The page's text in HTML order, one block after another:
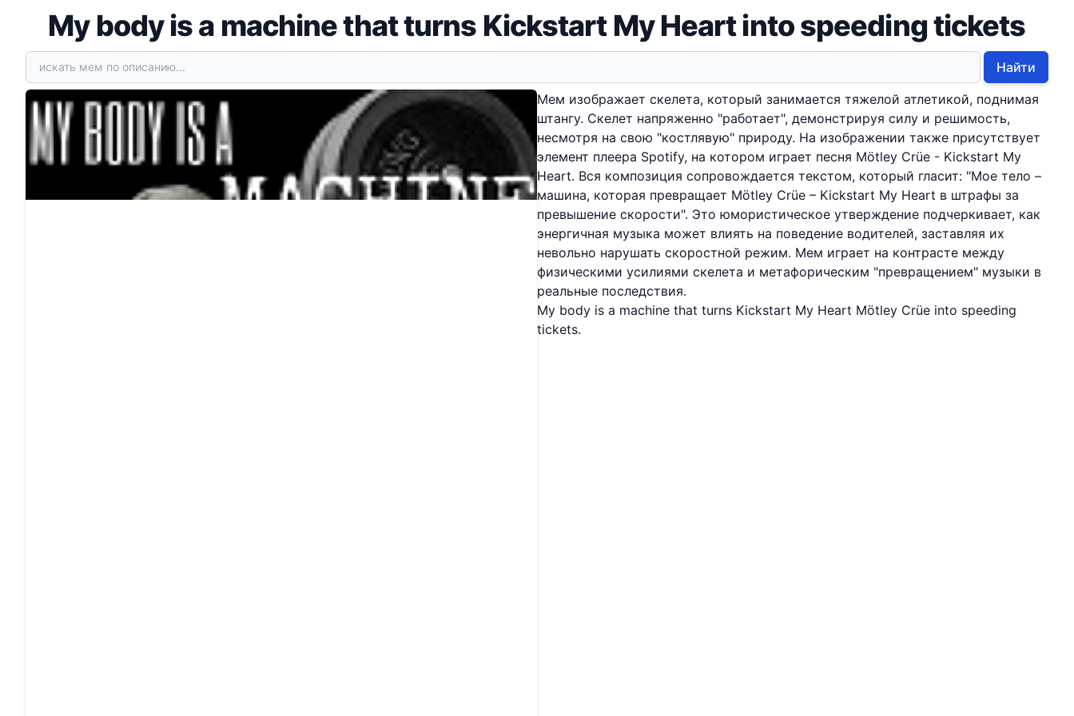
My body is a machine that turns Kickstart My Heart into speeding tickets
Найти
Мем изображает скелета, который занимается тяжелой атлетикой, поднимая
штангу. Скелет напряженно "работает", демонстрируя силу и решимость,
несмотря на свою "костлявую" природу. На изображении также присутствует
элемент плеера Spotify, на котором играет песня Mötley Crüe - Kickstart My
Heart. Вся композиция сопровождается текстом, который гласит: "Мое тело –
машина, которая превращает Mötley Crüe – Kickstart My Heart в штрафы за
превышение скорости". Это юмористическое утверждение подчеркивает, как
энергичная музыка может влиять на поведение водителей, заставляя их
невольно нарушать скоростной режим. Мем играет на контрасте между
физическими усилиями скелета и метафорическим "превращением" музыки в
реальные последствия.
My body is a machine that turns Kickstart My Heart Mötley Crüe into speeding
tickets.